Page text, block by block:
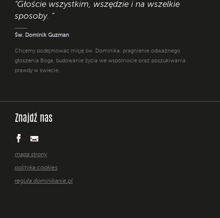
"Głoście wszystkim, wszędzie i na wszelkie
sposoby. "
Św. Dominik Guzman
Chcemy podejmować misję św. Dominika: pragnienie odważnego
głoszenia Boga, budowanie życia we wspólnocie oraz poszukiwania
prawdy w świecie.
Znajdź nas
mapa strony
polityka cookies
reguła dominikanie.pl